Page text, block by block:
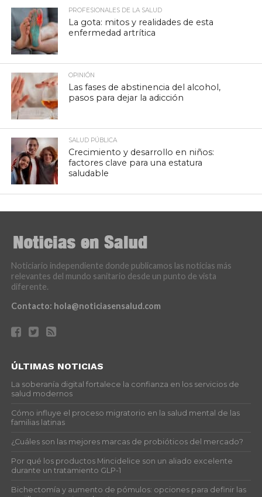
PROFESIONALES DE LA SALUD
La gota: mitos y realidades de esta
enfermedad artrítica
OPINIÓN
Las fases de abstinencia del alcohol,
pasos para dejar la adicción
SALUD PÚBLICA
Crecimiento y desarrollo en niños:
factores clave para una estatura
saludable
Noticiario independiente donde publicamos las noticias más
relevantes del mundo sanitario desde un punto de vista
diferente.
Contacto: hola@noticiasensalud.com
ÚLTIMAS NOTICIAS
La soberanía digital fortalece la confianza en los servicios de
salud modernos
Cómo influye el proceso migratorio en la salud mental de las
familias latinas
¿Cuáles son las mejores marcas de probióticos del mercado?
Por qué los productos Mincidelice son un aliado excelente
durante un tratamiento GLP-1
Bichectomía y aumento de pómulos: opciones para definir las